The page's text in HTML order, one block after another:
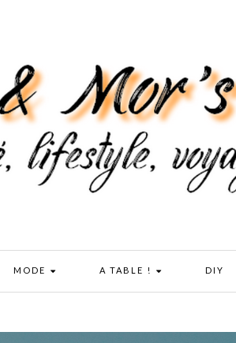
MODE A TABLE ! DIY